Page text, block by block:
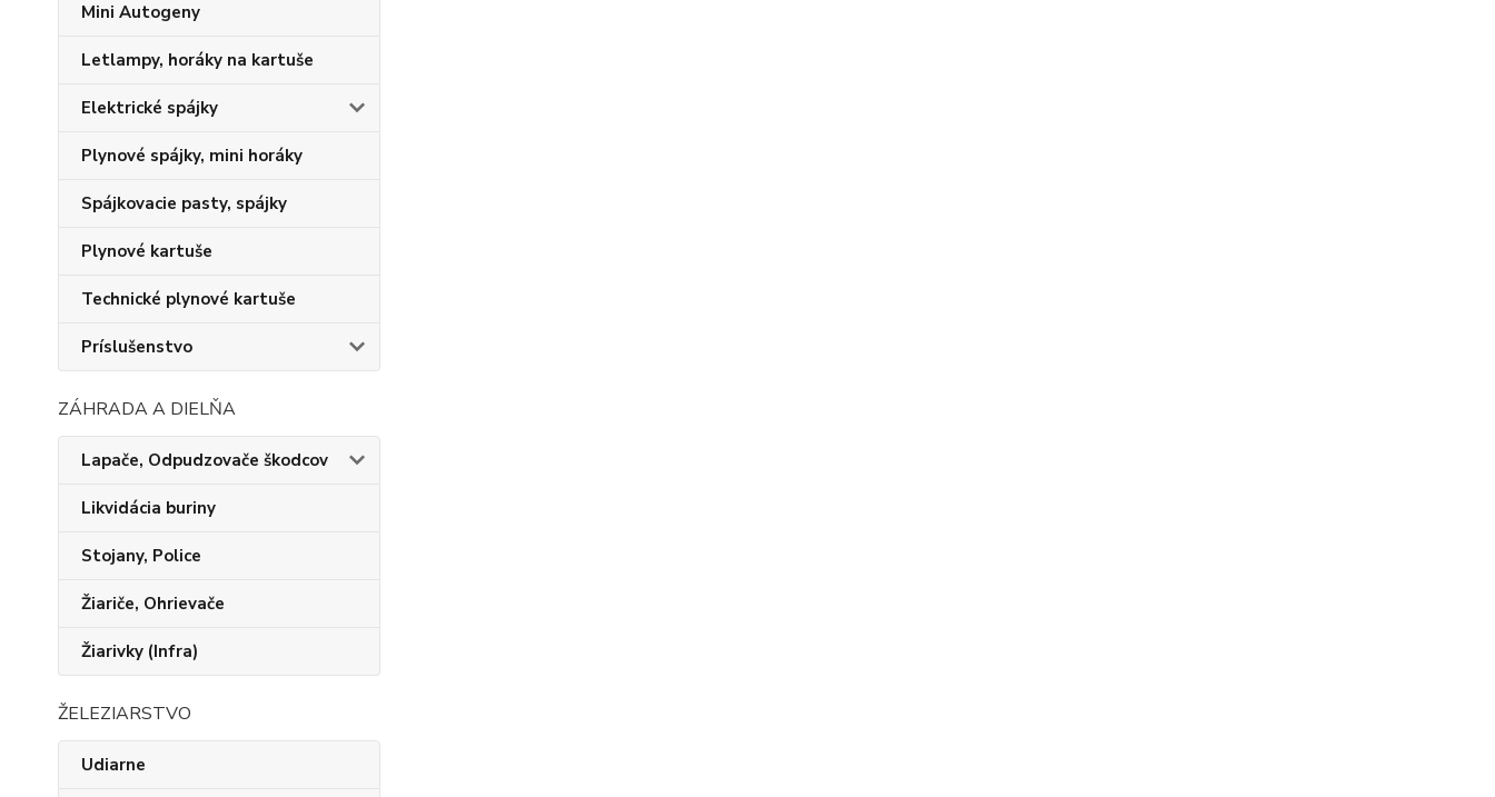
Mini Autogeny
Letlampy, horáky na kartuše
Elektrické spájky
Plynové spájky, mini horáky
Spájkovacie pasty, spájky
Plynové kartuše
Technické plynové kartuše
Príslušenstvo
ZÁHRADA A DIELŇA
Lapače, Odpudzovače škodcov
Likvidácia buriny
Stojany, Police
Žiariče, Ohrievače
Žiarivky (Infra)
ŽELEZIARSTVO
Udiarne